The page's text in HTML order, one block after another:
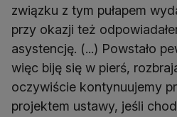
związku z tym pułapem
przy okazji też
asystencję. (...) Powstało
więc biję się w pierś,
oczywiście kontynuujemy
projektem ustawy, jeśli